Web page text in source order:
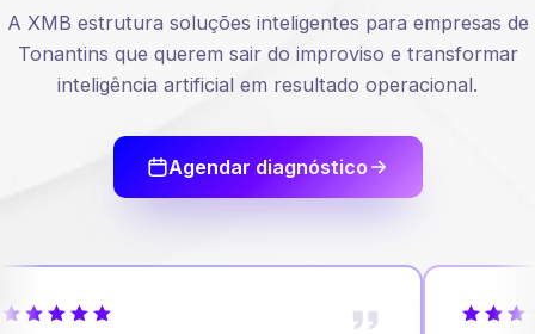
A XMB estrutura soluções inteligentes para empresas de
Tonantins que querem sair do improviso e transformar
inteligência artificial em resultado operacional.
Agendar diagnóstico